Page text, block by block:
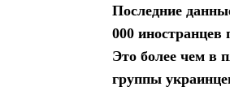
Последние
000 иностранцев
Это более чем в
группы